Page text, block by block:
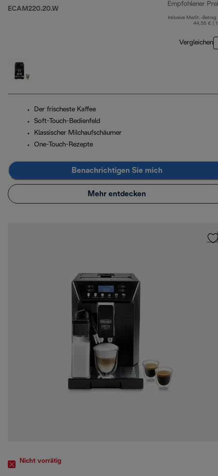
ECAM220.20.W
Empfohlener
Inklusive MwSt.-Betrag
44,55 € (
Vergleichen
Der frischeste Kaffee
Soft-Touch-Bedienfeld
Klassischer Milchaufschäumer
One-Touch-Rezepte
Benachrichtigen Sie mich
Mehr entdecken
Nicht vorrätig